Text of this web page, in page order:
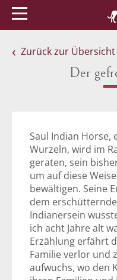
Zurück zur Übersicht
Der
Saul Indian Horse,
Wurzeln, wird im
geraten, sein
um auf diese
bewältigen. Seine
dem
Indianersein
ich acht Jahre alt
Erzählung erfährt
Familie verlor und
aufwuchs, wo den